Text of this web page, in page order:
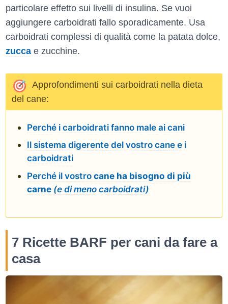
particolare effetto sui livelli di insulina. Se vuoi
aggiungere carboidrati fallo sporadicamente. Usa
carboidrati complessi di qualità come la patata dolce,
zucca e zucchine.
Approfondimenti sui carboidrati nella dieta
del cane:
Perché i carboidrati fanno male ai cani
Il sistema digerente del vostro cane e i
carboidrati
Perché il vostrocane ha bisogno di più
carne (e di meno carboidrati)
7 Ricette BARF per cani da fare a
casa